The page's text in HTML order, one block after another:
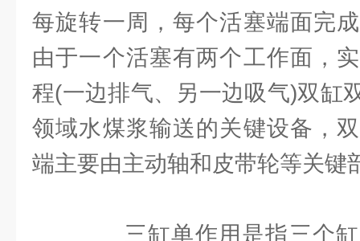
每旋转一周，每个活塞端面完
由于一个活塞有两个工作面，
程(一边排气、另一边吸气)双缸
领域水煤浆输送的关键设备，
端主要由主动轴和皮带轮等关键
三缸单作用是指三个缸